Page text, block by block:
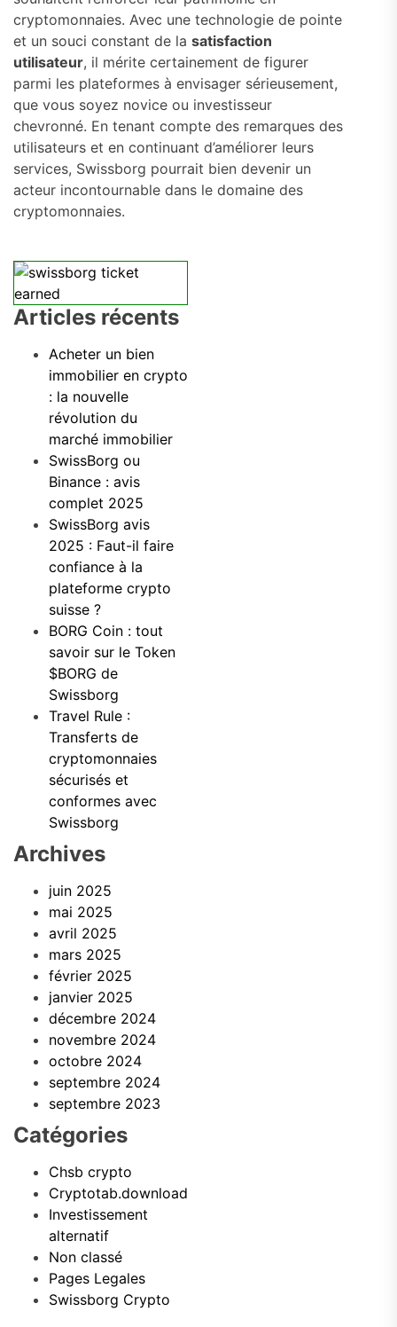
cryptomonnaies. Avec une technologie de pointe
et un souci constant de la satisfaction
utilisateur, il mérite certainement de figurer
parmi les plateformes à envisager sérieusement,
que vous soyez novice ou investisseur
chevronné. En tenant compte des remarques des
utilisateurs et en continuant d’améliorer leurs
services, Swissborg pourrait bien devenir un
acteur incontournable dans le domaine des
cryptomonnaies.
Articles récents
Acheter un bien
immobilier en crypto
: la nouvelle
révolution du
marché immobilier
SwissBorg ou
Binance : avis
complet 2025
SwissBorg avis
2025 : Faut-il faire
confiance à la
plateforme crypto
suisse ?
BORG Coin : tout
savoir sur le Token
$BORG de
Swissborg
Travel Rule :
Transferts de
cryptomonnaies
sécurisés et
conformes avec
Swissborg
Archives
juin 2025
mai 2025
avril 2025
mars 2025
février 2025
janvier 2025
décembre 2024
novembre 2024
octobre 2024
septembre 2024
septembre 2023
Catégories
Chsb crypto
Cryptotab.download
Investissement
alternatif
Non classé
Pages Legales
Swissborg Crypto